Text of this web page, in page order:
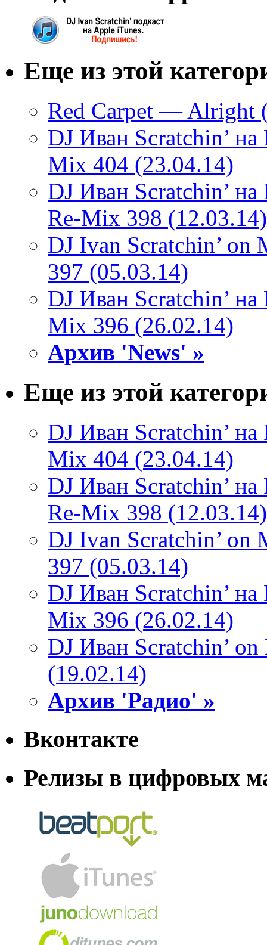
Еще из этой
Red Carpet — Alright
DJ Иван Scratchin’
Mix 404 (23.04.14)
DJ Иван Scratchin’
Re-Mix 398 (12.03.14)
DJ Ivan Scratchin’
397 (05.03.14)
DJ Иван Scratchin’
Mix 396 (26.02.14)
Архив 'News' »
Еще из этой
DJ Иван Scratchin’
Mix 404 (23.04.14)
DJ Иван Scratchin’
Re-Mix 398 (12.03.14)
DJ Ivan Scratchin’
397 (05.03.14)
DJ Иван Scratchin’
Mix 396 (26.02.14)
DJ Иван Scratchin’
(19.02.14)
Архив 'Радио' »
Вконтакте
Релизы в цифровых